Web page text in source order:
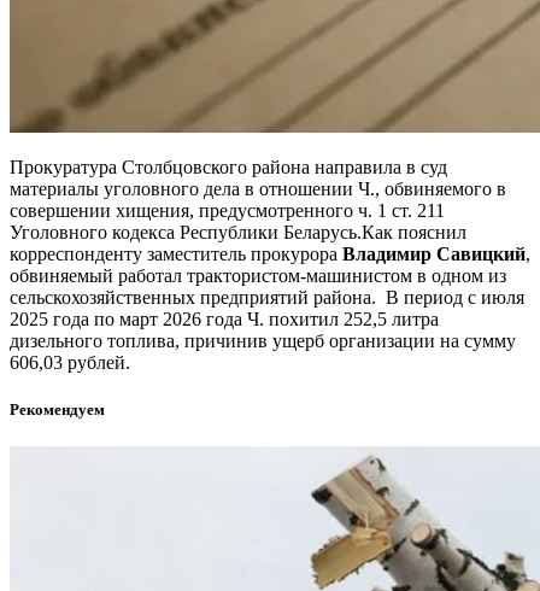
Прокуратура Столбцовского района направила в суд
материалы уголовного дела в отношении Ч., обвиняемого в
совершении хищения, предусмотренного ч. 1 ст. 211
Уголовного кодекса Республики Беларусь.Как пояснил
корреспонденту заместитель прокурора Владимир Савицкий,
обвиняемый работал трактористом-машинистом в одном из
сельскохозяйственных предприятий района. В период с июля
2025 года по март 2026 года Ч. похитил 252,5 литра
дизельного топлива, причинив ущерб организации на сумму
606,03 рублей.
Рекомендуем